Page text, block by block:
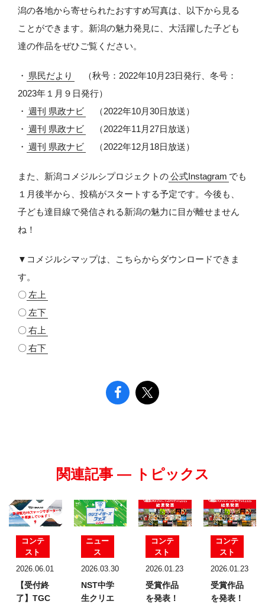
潟の各地から寄せられたおすすめ写真は、以下から見る
ことができます。新潟の魅力発見に、大活躍した子ども
達の作品をぜひご覧ください。
・ 県民だより
（秋号：2022年10月23日発行、冬号：
2023年１月９日発行）
・ 週刊 県政ナビ
（2022年10月30日放送）
・ 週刊 県政ナビ
（2022年11月27日放送）
・ 週刊 県政ナビ （2022年12月18日放送）
また、新潟コメジルシプロジェクトの公式Instagram でも
１月後半から、投稿がスタートする予定です。今後も、
子ども達目線で発信される新潟の魅力に目が離せません
ね！
▼コメジルシマップは、こちらからダウンロードできま
す。
〇 左上
〇 左下
〇右上
〇右下
関連記事 — トピックス
コンテ
スト
2026.06.01
【受付終
了】TGC
ニュー
ス
2026.03.30
NST中学
生クリエ
コンテ
スト
2026.01.23
受賞作品
を発表！
コンテ
スト
2026.01.23
受賞作品
を発表！